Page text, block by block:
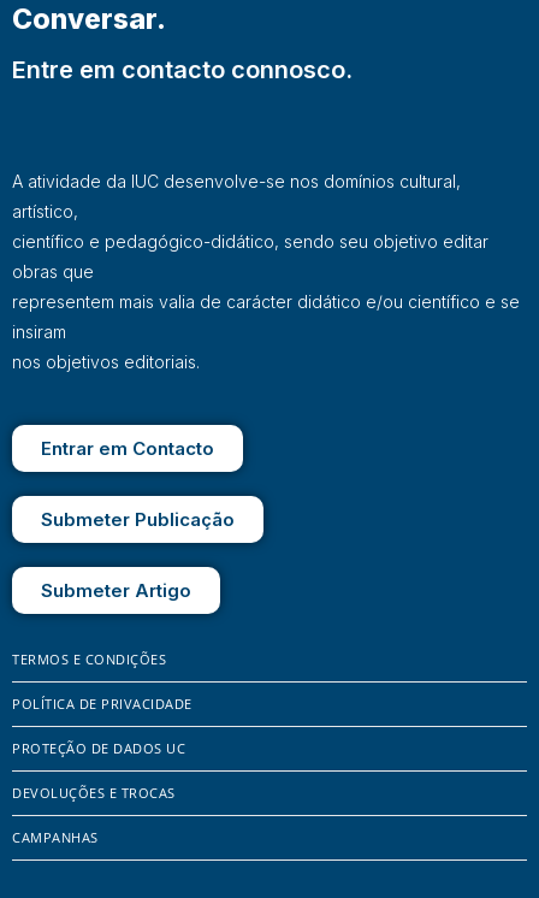
Conversar.
Entre em contacto connosco.
A atividade da IUC desenvolve-se nos domínios cultural,
artístico,
científico e pedagógico-didático, sendo seu objetivo editar
obras que
representem mais valia de carácter didático e/ou científico e se
insiram
nos objetivos editoriais.
Entrar em Contacto
Submeter Publicação
Submeter Artigo
TERMOS E CONDIÇÕES
POLÍTICA DE PRIVACIDADE
PROTEÇÃO DE DADOS UC
DEVOLUÇÕES E TROCAS
CAMPANHAS